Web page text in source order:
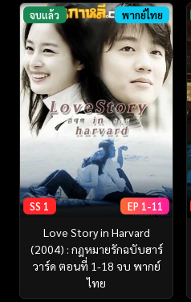
จบแล้ว พากย์ไทย
SS 1 EP 1-11
Love Story in Harvard
(2004) : กฎหมายรักฉบับฮาร์
วาร์ด ตอนที่ 1-18 จบ พากย์
ไทย